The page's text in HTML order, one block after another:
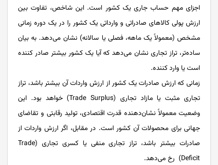
اجزای مهم حساب جاری یک کشور است. این شاخص، تفاوت بین
ارزش پولی کالاهای صادراتی و وارداتی یک کشور را در یک دوره زمانی
مشخص (معمولاً یک ماهه، فصلی یا سالانه) نشان می‌دهد. به بیان
ساده‌تر، تراز تجاری نشان می‌دهد که آیا یک کشور بیشتر صادر کننده
است یا وارد کننده.
زمانی که ارزش صادرات یک کشور از ارزش واردات آن بیشتر باشد، تراز
تجاری مثبت یا مازاد تجاری (Trade Surplus) خواهد بود. این
وضعیت معمولاً نشان‌دهنده قدرت اقتصادی، تولید رقابتی و تقاضای
جهانی برای محصولات آن کشور است. در مقابل، اگر ارزش واردات از
صادرات بیشتر باشد، تراز تجاری منفی یا کسری تجاری (Trade
Deficit) رخ می‌دهد.